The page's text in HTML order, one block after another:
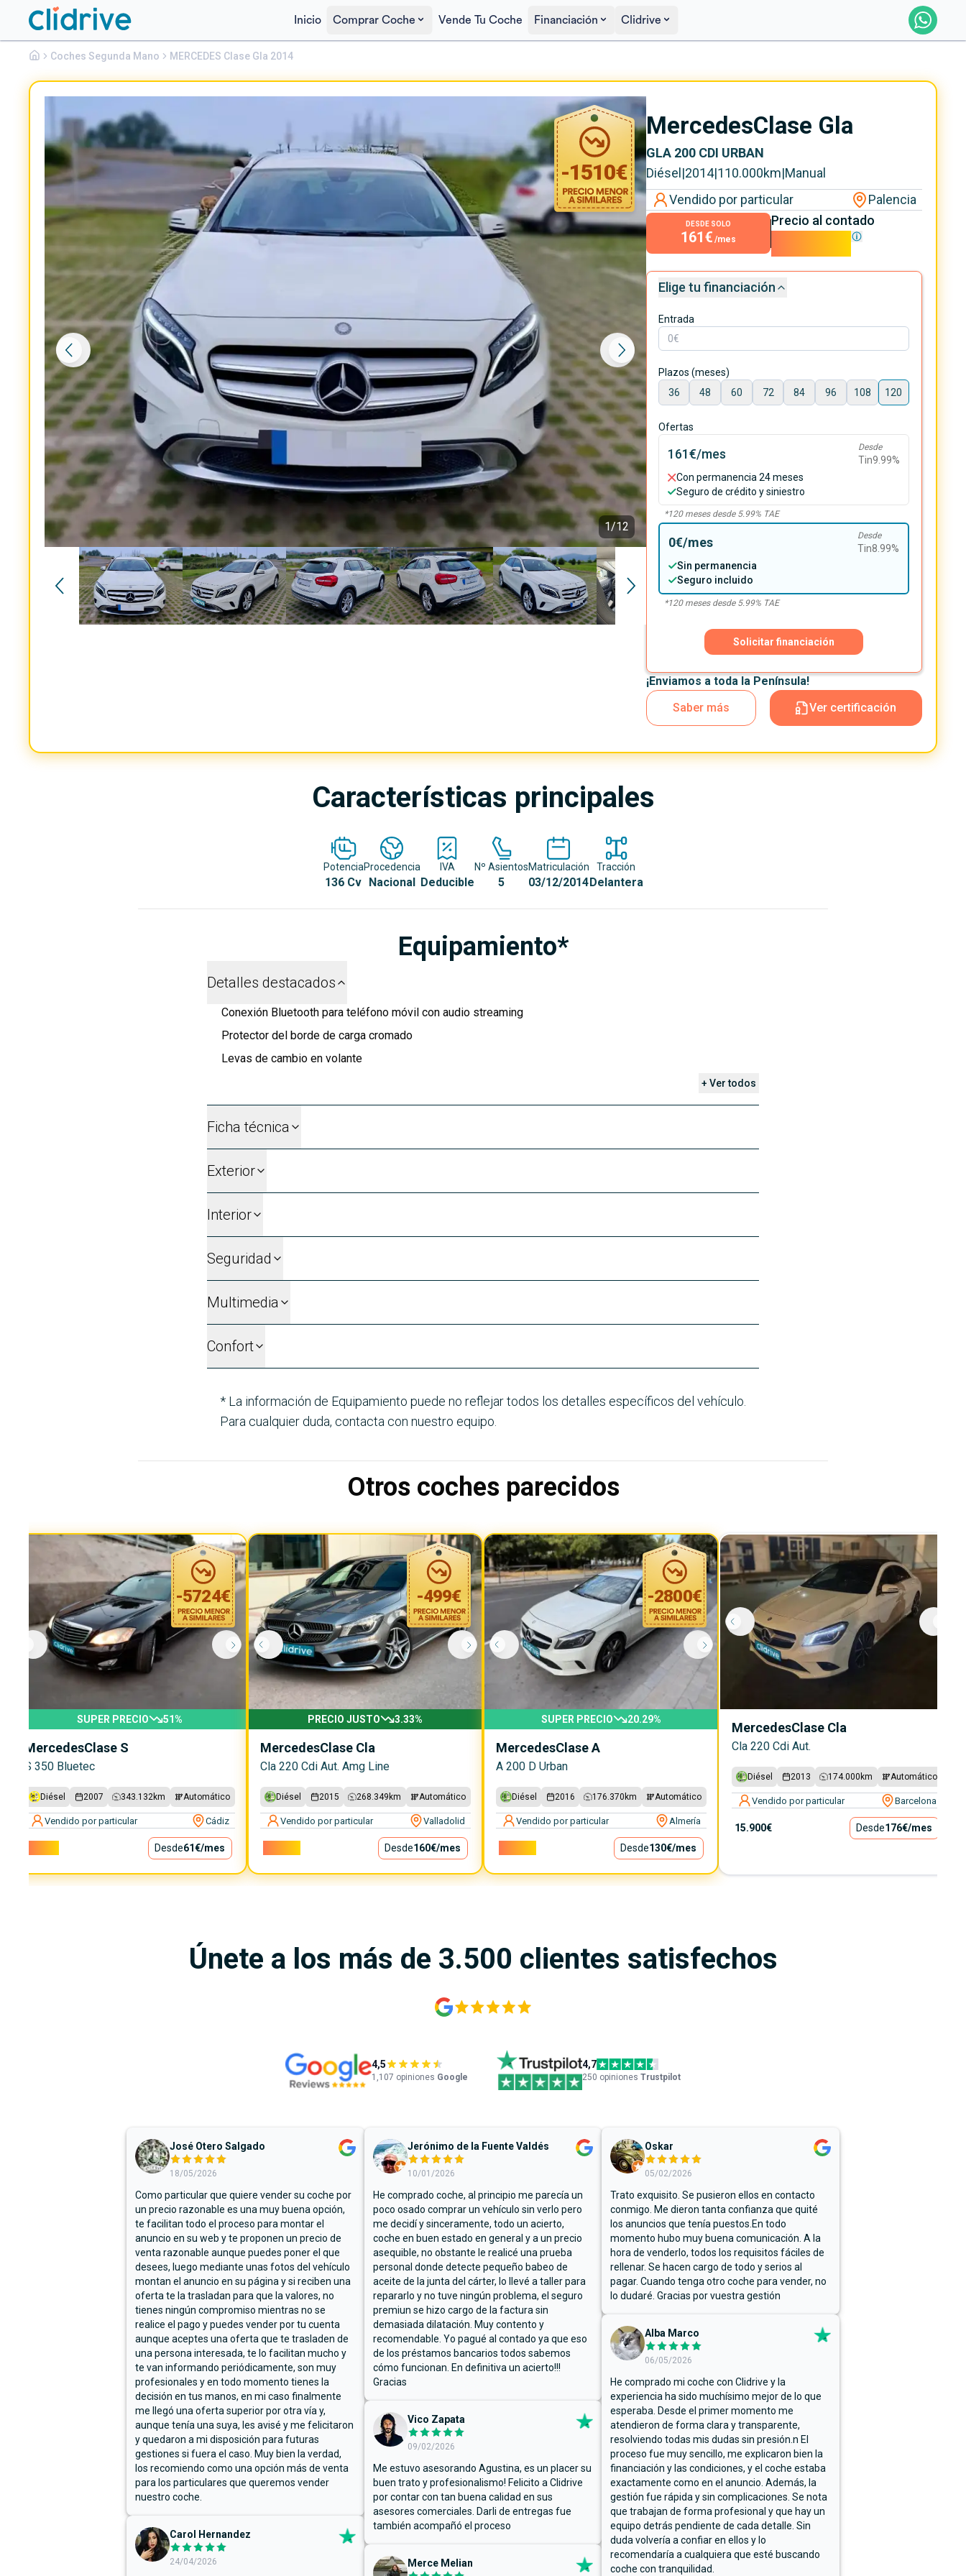
Inicio Comprar Coche Vende Tu Coche Financiación Clidrive
Coches Segunda Mano MERCEDES Clase Gla 2014
1/12
-1510€
MercedesClase Gla
GLA 200 CDI URBAN
14.590€
MercedesClase Gla
GLA 200 CDI URBAN
Diésel|2014|110.000km|Manual
Vendido por particular
Palencia
DESDE SOLO
161€ /mes
Precio al contado
14.590€
Elige tu financiación
Entrada
Plazos (meses)
36
48 60 72 84 96 108 120
Ofertas
161€/mes Desde
Tin9.99%
Con permanencia 24 meses
Seguro de crédito y siniestro
*120meses desde 5.99% TAE
0€/mes Desde
Tin8.99%
Sin permanencia
Seguro incluido
*120meses desde 5.99% TAE
Solicitar financiación
¡Enviamos a toda la Península!
Saber más
Ver certificación
Características principales
Potencia
136 Cv
Procedencia
Nacional
IVA
Deducible
Nº Asientos
5
Matriculación
03/12/2014
Tracción
Delantera
Equipamiento*
Detalles destacados
Conexión Bluetooth para teléfono móvil con audio streaming
Protector del borde de carga cromado
Levas de cambio en volante
+ Ver todos
Ficha técnica
Exterior
Interior
Seguridad
Multimedia
Confort
* La información de Equipamiento puede no reflejar todos los detalles específicos del vehículo.
Para cualquier duda, contacta con nuestro equipo.
Otros coches parecidos
-5724€
SUPER PRECIO 51%
MercedesClase S
S 350 Bluetec
Diésel 2007 343.132 km Automático
Vendido por particular Cádiz
Desde61€/mes
-499€
PRECIO JUSTO 3.33%
MercedesClase Cla
Cla 220 Cdi Aut. Amg Line
Diésel 2015 268.349 km Automático
Vendido por particular Valladolid
Desde160€/mes
-2800€
SUPER PRECIO 20.29%
MercedesClase A
A 200 D Urban
Diésel 2016 176.370 km Automático
Vendido por particular Almería
Desde130€/mes
MercedesClase Cla
Cla 220 Cdi Aut.
Diésel 2013 174.000 km Automático
Vendido por particular Barcelona
15.900€ Desde176€/mes
Únete a los más de 3.500 clientes satisfechos
4,5
1,107 opiniones Google
4,7
250 opiniones Trustpilot
José Otero Salgado
18/05/2026
Como particular que quiere vender su coche por
un precio razonable es una muy buena opción,
te facilitan todo el proceso para montar el
anuncio en su web y te proponen un precio de
venta razonable aunque puedes poner el que
desees, luego mediante unas fotos del vehículo
montan el anuncio en su página y si reciben una
oferta te la trasladan para que la valores, no
tienes ningún compromiso mientras no se
realice el pago y puedes vender por tu cuenta
aunque aceptes una oferta que te trasladen de
una persona interesada, te lo facilitan mucho y
te van informando periódicamente, son muy
profesionales y en todo momento tienes la
decisión en tus manos, en mi caso finalmente
me llegó una oferta superior por otra vía y,
aunque tenía una suya, les avisé y me felicitaron
y quedaron a mi disposición para futuras
gestiones si fuera el caso. Muy bien la verdad,
los recomiendo como una opción más de venta
para los particulares que queremos vender
nuestro coche.
Carol Hernandez
24/04/2026
Jerónimo de la Fuente Valdés
10/01/2026
He comprado coche, al principio me parecía un
poco osado comprar un vehículo sin verlo pero
me decidí y sinceramente, todo un acierto,
coche en buen estado en general y a un precio
asequible, no obstante le realicé una prueba
personal donde detecte pequeño babeo de
aceite de la junta del cárter, lo llevé a taller para
repararlo y no tuve ningún problema, el seguro
premiun se hizo cargo de la factura sin
demasiada dilatación. Muy contento y
recomendable. Yo pagué al contado ya que eso
de los préstamos bancarios todos sabemos
cómo funcionan. En definitiva un acierto!!!
Gracias
Vico Zapata
09/02/2026
Me estuvo asesorando Agustina, es un placer su
buen trato y profesionalismo! Felicito a Clidrive
por contar con tan buena calidad en sus
asesores comerciales. Darli de entregas fue
también acompañó el proceso
Merce Melian
Oskar
05/02/2026
Trato exquisito. Se pusieron ellos en contacto
conmigo. Me dieron tanta confianza que quité
los anuncios que tenía puestos.En todo
momento hubo muy buena comunicación. A la
hora de venderlo, todos los requisitos fáciles de
rellenar. Se hacen cargo de todo y serios al
pagar. Cuando tenga otro coche para vender, no
lo dudaré. Gracias por vuestra gestión
Alba Marco
06/05/2026
He comprado mi coche con Clidrive y la
experiencia ha sido muchísimo mejor de lo que
esperaba. Desde el primer momento me
atendieron de forma clara y transparente,
resolviendo todas mis dudas sin presión.n El
proceso fue muy sencillo, me explicaron bien la
financiación y las condiciones, y el coche estaba
exactamente como en el anuncio. Además, la
gestión fue rápida y sin complicaciones. Se nota
que trabajan de forma profesional y que hay un
equipo detrás pendiente de cada detalle. Sin
duda volvería a confiar en ellos y lo
recomendaría a cualquiera que esté buscando
coche con tranquilidad.